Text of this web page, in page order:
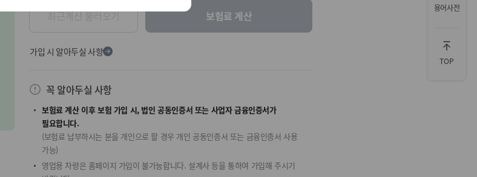
최근계산 불러오기 보험료 계산
가입 시 알아두실 사항
꼭 알아두실 사항
보험료 계산 이후 보험 가입 시, 법인 공동인증서 또는 사업자 금융인증서가
필요합니다.
(보험료 납부하시는 분을 개인으로 할 경우 개인 공동인증서 또는 금융인증서 사용
가능)
영업용 차량은 홈페이지 가입이 불가능합니다. 설계사 등을 통하여 가입해 주시기
용어사전
TOP